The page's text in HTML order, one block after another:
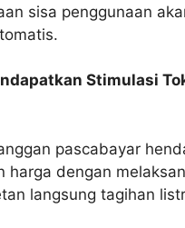
sisa penggunaan
Stimulasi
pascabayar
harga dengan
langsung tagihan